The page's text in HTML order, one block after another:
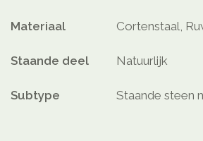
Materiaal Cortenstaal,
Staande deel Natuurlijk
Subtype Staande steen